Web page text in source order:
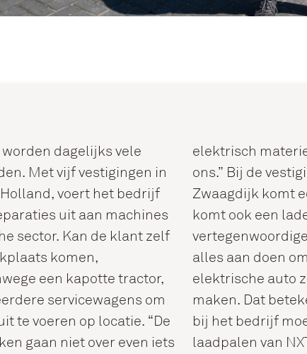
dagelijks vele
Met vijf vestigingen in
voert het bedrijf
uit aan machines
sector. Kan de klant zelf
komen,
een kapotte tractor,
servicewagens om
te voeren op locatie. “De
gaan niet over even iets
elektrisch
ons.” Bij de
Zwaagdijk komt
komt ook een
alles aan doen
elektrische auto
maken. Dat
bij het bedrijf
laadpalen van